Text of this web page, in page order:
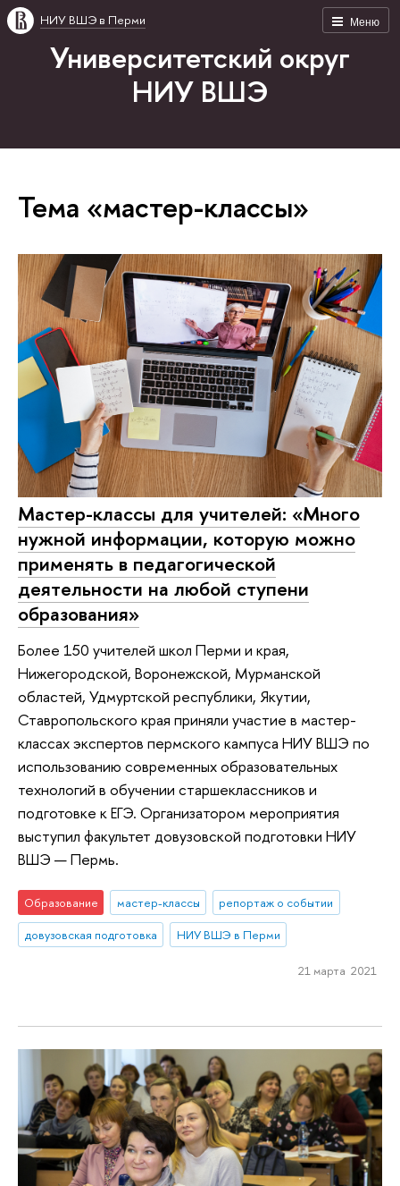
Меню
НИУ ВШЭ в Перми
Университетский округ
НИУ ВШЭ
Тема «мастер-классы»
Мастер-классы для учителей: «Много
нужной информации, которую можно
применять в педагогической
деятельности на любой ступени
образования»
Более 150 учителей школ Перми и края,
Нижегородской, Воронежской, Мурманской
областей, Удмуртской республики, Якутии,
Ставропольского края приняли участие в мастер-
классах экспертов пермского кампуса НИУ ВШЭ по
использованию современных образовательных
технологий в обучении старшеклассников и
подготовке к ЕГЭ. Организатором мероприятия
выступил факультет довузовской подготовки НИУ
ВШЭ — Пермь.
Образование мастер-классы
репортаж о событии
довузовская подготовка
НИУ ВШЭ в Перми
21 марта 2021